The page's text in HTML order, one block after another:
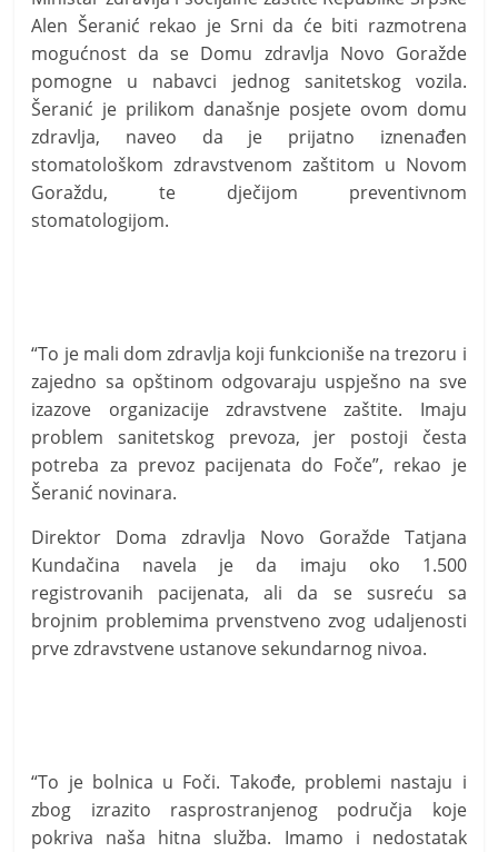
t
i
v
i
h
v
i
t
i
Alen Šeranić rekao je Srni da će biti razmotrena
mogućnost da se Domu zdravlja Novo Goražde
pomogne u nabavci jednog sanitetskog vozila.
Šeranić je prilikom današnje posjete ovom domu
zdravlja, naveo da je prijatno iznenađen
stomatološkom zdravstvenom zaštitom u Novom
Goraždu, te dječijom preventivnom
stomatologijom.
“To je mali dom zdravlja koji funkcioniše na trezoru i
zajedno sa opštinom odgovaraju uspješno na sve
izazove organizacije zdravstvene zaštite. Imaju
problem sanitetskog prevoza, jer postoji česta
potreba za prevoz pacijenata do Foče”, rekao je
Šeranić novinara.
Direktor Doma zdravlja Novo Goražde Tatjana
Kundačina navela je da imaju oko 1.500
registrovanih pacijenata, ali da se susreću sa
brojnim problemima prvenstveno zvog udaljenosti
prve zdravstvene ustanove sekundarnog nivoa.
“To je bolnica u Foči. Takođe, problemi nastaju i
zbog izrazito rasprostranjenog područja koje
pokriva naša hitna služba. Imamo i nedostatak